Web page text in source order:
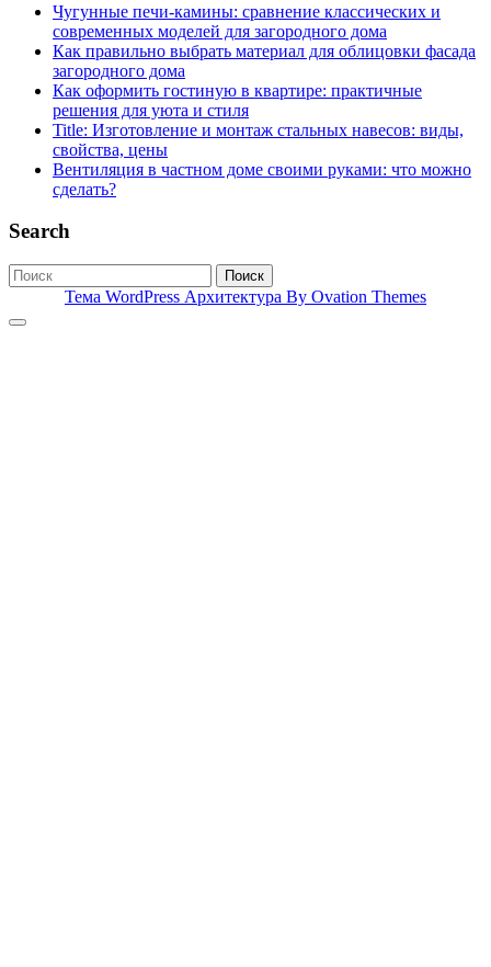
Чугунные печи-камины: сравнение классических и
современных моделей для загородного дома
Как правильно выбрать материал для облицовки фасада
загородного дома
Как оформить гостиную в квартире: практичные
решения для уюта и стиля
Title: Изготовление и монтаж стальных навесов: виды,
свойства, цены
Вентиляция в частном доме своими руками: что можно
сделать?
Search
Поиск
Тема WordPress Архитектура By Ovation Themes